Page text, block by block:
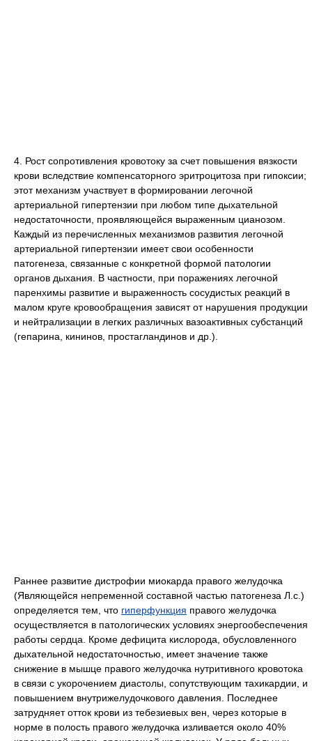
4. Рост сопротивления кровотоку за счет повышения вязкости
крови вследствие компенсаторного эритроцитоза при гипоксии;
этот механизм участвует в формировании легочной
артериальной гипертензии при любом типе дыхательной
недостаточности, проявляющейся выраженным цианозом.
Каждый из перечисленных механизмов развития легочной
артериальной гипертензии имеет свои особенности
патогенеза, связанные с конкретной формой патологии
органов дыхания. В частности, при поражениях легочной
паренхимы развитие и выраженность сосудистых реакций в
малом круге кровообращения зависят от нарушения продукции
и нейтрализации в легких различных вазоактивных субстанций
(гепарина, кининов, простагландинов и др.).
Раннее развитие дистрофии миокарда правого желудочка
(Являющейся непременной составной частью патогенеза Л.с.)
определяется тем, что гиперфункция правого желудочка
осуществляется в патологических условиях энергообеспечения
работы сердца. Кроме дефицита кислорода, обусловленного
дыхательной недостаточностью, имеет значение также
снижение в мышце правого желудочка нутритивного кровотока
в связи с укорочением диастолы, сопутствующим тахикардии, и
повышением внутрижелудочкового давления. Последнее
затрудняет отток крови из тебезиевых вен, через которые в
норме в полость правого желудочка изливается около 40%